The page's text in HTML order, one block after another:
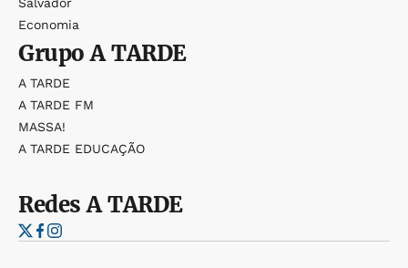
Economia
GrupoA TARDE
A TARDE
A TARDE FM
MASSA!
A TARDE EDUCAÇÃO
RedesA TARDE